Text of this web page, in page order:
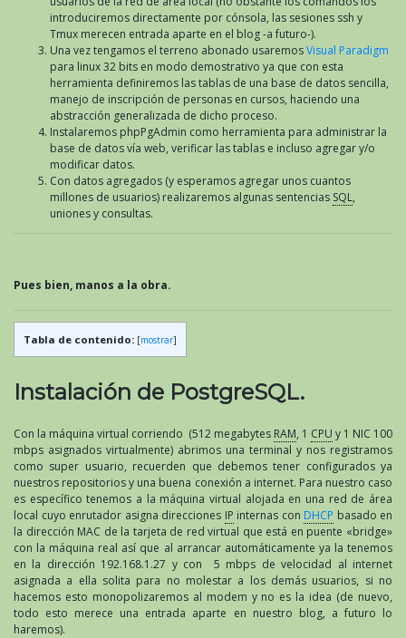
introduciremos directamente por cónsola, las sesiones ssh y
Tmux merecen entrada aparte en el blog -a futuro-).
Una vez tengamos el terreno abonado usaremosVisual Paradigm
para linux 32 bits en modo demostrativo ya que con esta
herramienta definiremos las tablas de una base de datos sencilla,
manejo de inscripción de personas en cursos, haciendo una
abstracción generalizada de dicho proceso.
Instalaremos phpPgAdmin como herramienta para administrar la
base de datos vía web, verificar las tablas e incluso agregar y/o
modificar datos.
Con datos agregados (y esperamos agregar unos cuantos
millones de usuarios) realizaremos algunas sentencias SQL,
uniones y consultas.
Pues bien, manos a la obra.
Tabla de contenido: [mostrar]
Instalación de PostgreSQL.
Con la máquina virtual corriendo (512 megabytes RAM, 1 CPU y 1 NIC 100
mbps asignados virtualmente) abrimos una terminal y nos registramos
como super usuario, recuerden que debemos tener configurados ya
nuestros repositorios y una buena conexión a internet. Para nuestro caso
es específico tenemos a la máquina virtual alojada en una red de área
local cuyo enrutador asigna direcciones IP internas con DHCP basado en
la dirección MAC de la tarjeta de red virtual que está en puente «bridge»
con la máquina real así que al arrancar automáticamente ya la tenemos
en la dirección 192.168.1.27 y con 5 mbps de velocidad al internet
asignada a ella solita para no molestar a los demás usuarios, si no
hacemos esto monopolizaremos al modem y no es la idea (de nuevo,
todo esto merece una entrada aparte en nuestro blog, a futuro lo
haremos).